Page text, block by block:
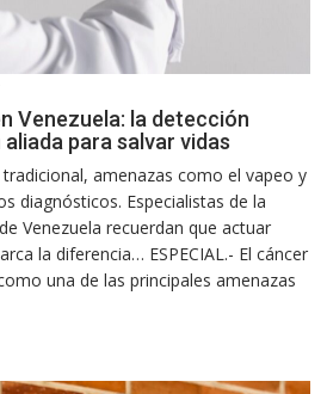
Venezuela: la detección
para salvar vidas
amenazas como el vapeo y
diagnósticos. Especialistas de la
Venezuela recuerdan que actuar
la diferencia… ESPECIAL.- El cáncer
una de las principales amenazas